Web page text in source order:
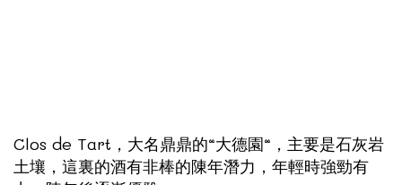
Clos de Tart，大名鼎鼎的“大德園“，主要是石灰岩
土壤，這裏的酒有非棒的陳年潛力，年輕時強勁有